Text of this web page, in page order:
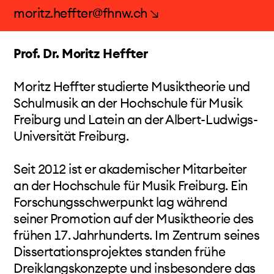
belegen sein Können. Seit 2001 ist er Professor
Gastprofessor in Madrid.
Aires, Berlin, Chicago, Los Angeles, Genf,
Madrid, Moskau, New York, Oslo, Peking,
Valencia, Tiflis, Winterthur. Seit 2008 ist er
Schlagzeugdozent bei den internationalen
2011 Dozent bei den Impuls Kursen in Graz und
2017 Tutor bei der Luzern Akademie.
moritz.heffter@fhnw.ch ↘
Prof. Dr. Moritz Heffter
Moritz Heffter studierte Musiktheorie und
Schulmusik an der Hochschule für Musik
Freiburg und Latein an der Albert-Ludwigs-
Universität Freiburg.
Seit 2012 ist er akademischer Mitarbeiter
an der Hochschule für Musik Freiburg. Ein
Forschungsschwerpunkt lag während
seiner Promotion auf der Musiktheorie des
frühen 17. Jahrhunderts. Im Zentrum seines
Dissertationsprojektes standen frühe
Dreiklangskonzepte und insbesondere das